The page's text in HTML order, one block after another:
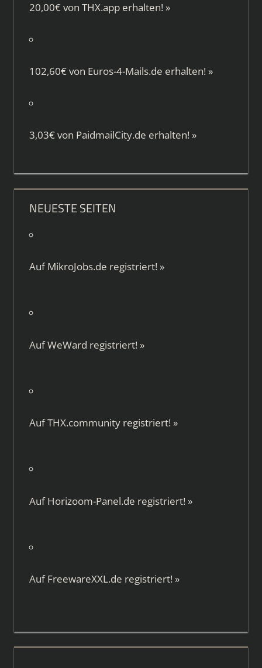
20,00€ von THX.apperhalten! »
102,60€ von Euros-4-Mails.de erhalten! »
3,03€ von PaidmailCity.de erhalten! »
NEUESTE SEITEN
AufMikroJobs.de registriert! »
AufWeWard registriert! »
AufTHX.communityregistriert! »
AufHorizoom-Panel.de registriert! »
AufFreewareXXL.de registriert! »